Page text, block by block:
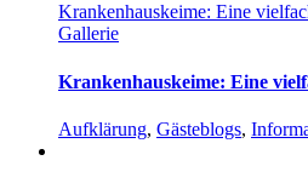
Krankenhauskeime: Eine
Gallerie
Krankenhauskeime: Eine
Aufklärung, Gästeblogs,